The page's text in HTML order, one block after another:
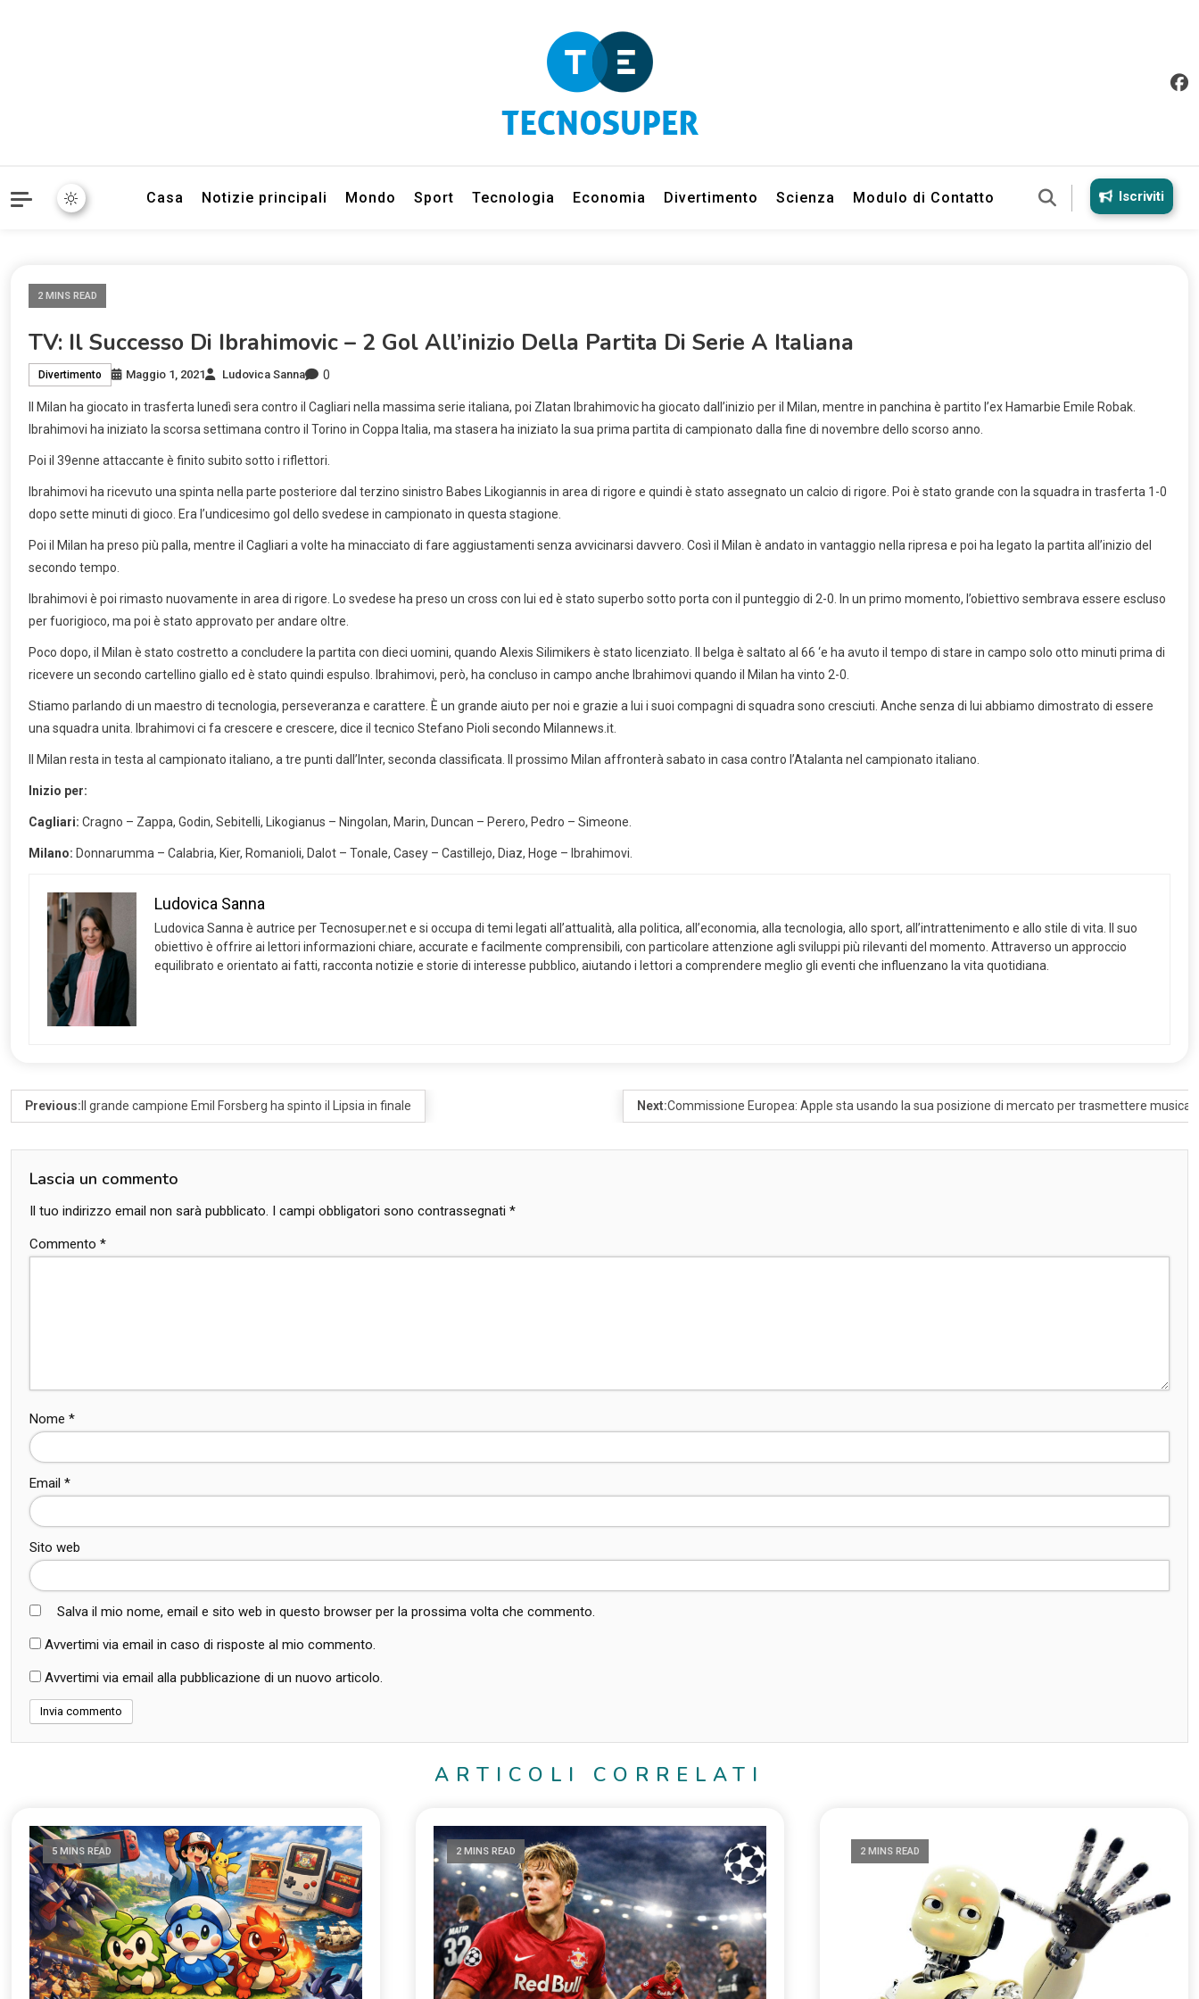
Casa Notizie principali Mondo Sport Tecnologia Economia Divertimento Scienza Modulo di Contatto Iscriviti
2 MINS READ
TV: Il Successo Di Ibrahimovic – 2 Gol All’inizio Della Partita Di Serie A Italiana
Divertimento Maggio 1, 2021 Ludovica Sanna 0
Il Milan ha giocato in trasferta lunedì sera contro il Cagliari nella massima serie italiana, poi Zlatan Ibrahimovic ha giocato dall’inizio per il Milan, mentre in panchina è partito l’ex Hamarbie Emile Robak.
Ibrahimovi ha iniziato la scorsa settimana contro il Torino in Coppa Italia, ma stasera ha iniziato la sua prima partita di campionato dalla fine di novembre dello scorso anno.
Poi il 39enne attaccante è finito subito sotto i riflettori.
Ibrahimovi ha ricevuto una spinta nella parte posteriore dal terzino sinistro Babes Likogiannis in area di rigore e quindi è stato assegnato un calcio di rigore. Poi è stato grande con la squadra in trasferta 1-0
dopo sette minuti di gioco. Era l’undicesimo gol dello svedese in campionato in questa stagione.
Poi il Milan ha preso più palla, mentre il Cagliari a volte ha minacciato di fare aggiustamenti senza avvicinarsi davvero. Così il Milan è andato in vantaggio nella ripresa e poi ha legato la partita all’inizio del
secondo tempo.
Ibrahimovi è poi rimasto nuovamente in area di rigore. Lo svedese ha preso un cross con lui ed è stato superbo sotto porta con il punteggio di 2-0. In un primo momento, l’obiettivo sembrava essere escluso
per fuorigioco, ma poi è stato approvato per andare oltre.
Poco dopo, il Milan è stato costretto a concludere la partita con dieci uomini, quando Alexis Silimikers è stato licenziato. Il belga è saltato al 66 ‘e ha avuto il tempo di stare in campo solo otto minuti prima di
ricevere un secondo cartellino giallo ed è stato quindi espulso. Ibrahimovi, però, ha concluso in campo anche Ibrahimovi quando il Milan ha vinto 2-0.
Stiamo parlando di un maestro di tecnologia, perseveranza e carattere. È un grande aiuto per noi e grazie a lui i suoi compagni di squadra sono cresciuti. Anche senza di lui abbiamo dimostrato di essere
una squadra unita. Ibrahimovi ci fa crescere e crescere, dice il tecnico Stefano Pioli secondo Milannews.it.
Il Milan resta in testa al campionato italiano, a tre punti dall’Inter, seconda classificata. Il prossimo Milan affronterà sabato in casa contro l’Atalanta nel campionato italiano.
Inizio per:
Cagliari: Cragno – Zappa, Godin, Sebitelli, Likogianus – Ningolan, Marin, Duncan – Perero, Pedro – Simeone.
Milano: Donnarumma – Calabria, Kier, Romanioli, Dalot – Tonale, Casey – Castillejo, Diaz, Hoge – Ibrahimovi.
Ludovica Sanna
Ludovica Sanna è autrice per Tecnosuper.net e si occupa di temi legati all’attualità, alla politica, all’economia, alla tecnologia, allo sport, all’intrattenimento e allo stile di vita. Il suo
obiettivo è offrire ai lettori informazioni chiare, accurate e facilmente comprensibili, con particolare attenzione agli sviluppi più rilevanti del momento. Attraverso un approccio
equilibrato e orientato ai fatti, racconta notizie e storie di interesse pubblico, aiutando i lettori a comprendere meglio gli eventi che influenzano la vita quotidiana.
Previous: Il grande campione Emil Forsberg ha spinto il Lipsia in finale Next:Commissione Europea: Apple sta usando la sua posizione di mercato per trasmettere musica
Lascia un commento
Il tuo indirizzo email non sarà pubblicato. I campi obbligatori sono contrassegnati *
Commento *
Nome *
Email *
Sito web
Salva il mio nome, email e sito web in questo browser per la prossima volta che commento.
Avvertimi via email in caso di risposte al mio commento.
Avvertimi via email alla pubblicazione di un nuovo articolo.
ARTICOLI CORRELATI
5 MINS READ 2 MINS READ 2 MINS READ